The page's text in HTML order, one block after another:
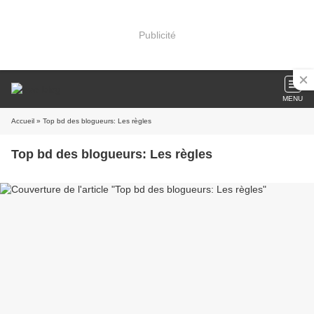
Publicité
MENU
Accueil » Top bd des blogueurs: Les règles
Top bd des blogueurs: Les règles